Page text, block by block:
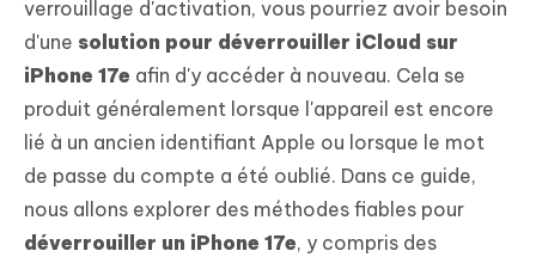
verrouillage d'activation, vous pourriez avoir besoin
d'une solution pour déverrouiller iCloud sur
iPhone 17e afin d'y accéder à nouveau. Cela se
produit généralement lorsque l'appareil est encore
lié à un ancien identifiant Apple ou lorsque le mot
de passe du compte a été oublié. Dans ce guide,
nous allons explorer des méthodes fiables pour
déverrouiller un iPhone 17e, y compris des